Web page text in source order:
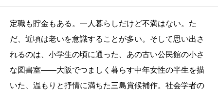
定職も貯金もある。一人暮らしだけど不満はない。た
だ、近頃は老いを意識することが多い。そして思い出さ
れるのは、小学生の頃に通った、あの古い公民館の小さ
な図書室――大阪でつましく暮らす中年女性の半生を描
いた、温もりと抒情に満ちた三島賞候補作。社会学者の